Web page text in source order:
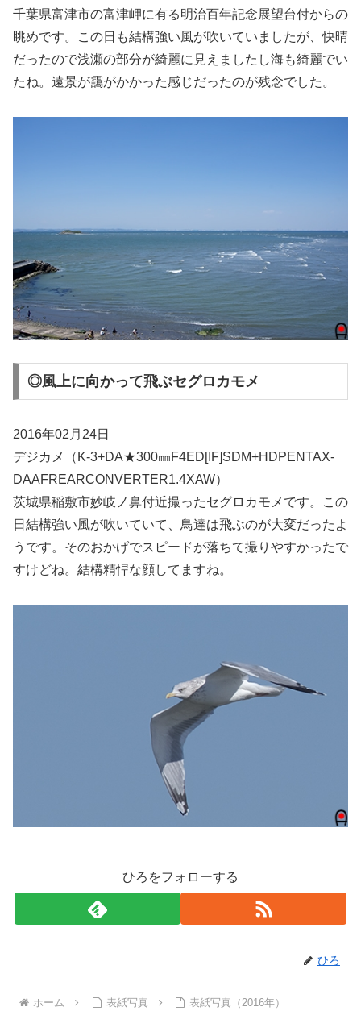
千葉県富津市の富津岬に有る明治百年記念展望台付からの
眺めです。この日も結構強い風が吹いていましたが、快晴
だったので浅瀬の部分が綺麗に見えましたし海も綺麗でい
たね。遠景が靄がかかった感じだったのが残念でした。
◎風上に向かって飛ぶセグロカモメ
2016年02月24日
デジカメ（K-3+DA★300㎜F4ED[IF]SDM+HDPENTAX-
DAAFREARCONVERTER1.4XAW）
茨城県稲敷市妙岐ノ鼻付近撮ったセグロカモメです。この
日結構強い風が吹いていて、鳥達は飛ぶのが大変だったよ
うです。そのおかげでスピードが落ちて撮りやすかったで
すけどね。結構精悍な顔してますね。
ひろをフォローする
ひろ
ホーム 表紙写真 表紙写真（2016年）